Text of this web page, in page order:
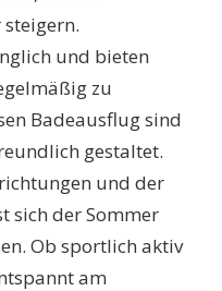
und bieten
zu
Badeausflug sind
gestaltet.
und der
sich der Sommer
Ob sportlich aktiv
am